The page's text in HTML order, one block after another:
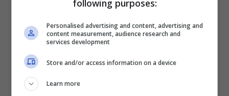
Durante il processo di creazione, il papà
umano non era presente nella stanza. Si è
accorto dell’opera d’arte dell’animale solo
following purposes:
Personalised advertising and content, advertising and
content measurement, audience research and
services development
Store and/or access information on a device
Learn more